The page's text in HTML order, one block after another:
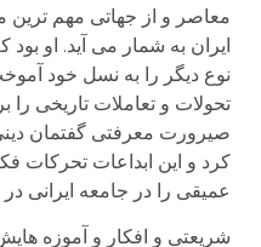
معاصر و از جهاتی مهم ترین
ایران به شمار می آید. او
نوع دیگر را به نسل خود
تحولات و تعاملات تاریخی
صیرورت معرفتی گفتمان
کرد و این ابداعات تحرکات
عمیقی را در جامعه ایرانی در